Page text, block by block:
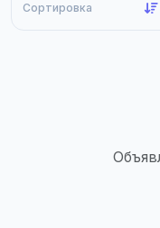
Сортировка